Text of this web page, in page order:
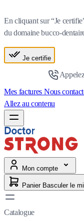
En cliquant sur “Je
du domaine bucco-
Je certifie
Mes factures Nous
Allez au contenu
Mon compte
Panier
Catalogue